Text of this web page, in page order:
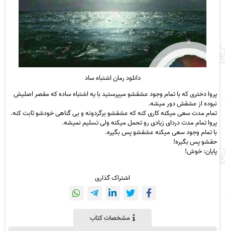
دانلود رمان اشتباه ساد
پروا دختری که با تمام وجود عشقشو میپرستید با یه اشتباه ساده که مقصر اصلیش
نبوده از عشقش دور میشه.
تمام مدت سعی میکنه کاری کنه که عشقشو برگردونه و بی گناهی خودشو ثابت کنه.
پروا تمام مدت دردای زیادی رو تحمل میکنه ولی تسلیم نمیشه.
با تمام وجود سعی میکنه عشقشو پس بگیره.
حقشو پس بگیره!
پایان: خوش!
اشتراک گذاری
مشخصات کتاب